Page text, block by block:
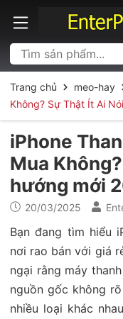
Trang chủ meo-hay
Không? Sự Thật Ít Ai
iPhone
Mua
hướng mới
20/03/2025
Bạn đang tìm hiểu
nơi rao bán với giá
ngại rằng máy
nguồn gốc không
nhiều loại khác